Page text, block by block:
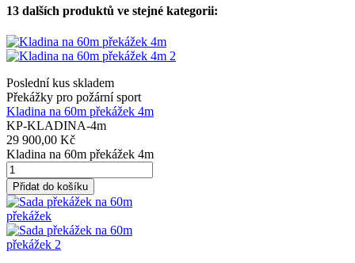
13 dalších produktů ve stejné kategorii:
Poslední kus skladem
Překážky pro požární sport
Kladina na 60m překážek 4m
KP-KLADINA-4m
29 900,00 Kč
Kladina na 60m překážek 4m
Přidat do košíku